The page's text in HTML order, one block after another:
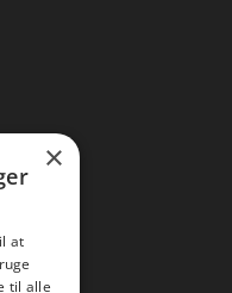
×
at
til alle